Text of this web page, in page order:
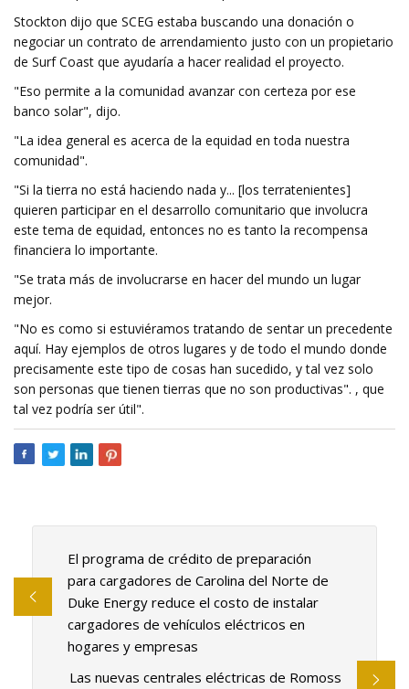
Stockton dijo que SCEG estaba buscando una donación o
negociar un contrato de arrendamiento justo con un propietario
de Surf Coast que ayudaría a hacer realidad el proyecto.
"Eso permite a la comunidad avanzar con certeza por ese
banco solar", dijo.
"La idea general es acerca de la equidad en toda nuestra
comunidad".
"Si la tierra no está haciendo nada y... [los terratenientes]
quieren participar en el desarrollo comunitario que involucra
este tema de equidad, entonces no es tanto la recompensa
financiera lo importante.
"Se trata más de involucrarse en hacer del mundo un lugar
mejor.
"No es como si estuviéramos tratando de sentar un precedente
aquí. Hay ejemplos de otros lugares y de todo el mundo donde
precisamente este tipo de cosas han sucedido, y tal vez solo
son personas que tienen tierras que no son productivas". , que
tal vez podría ser útil".
El programa de crédito de preparación
para cargadores de Carolina del Norte de
Duke Energy reduce el costo de instalar
cargadores de vehículos eléctricos en
hogares y empresas
Las nuevas centrales eléctricas de Romoss